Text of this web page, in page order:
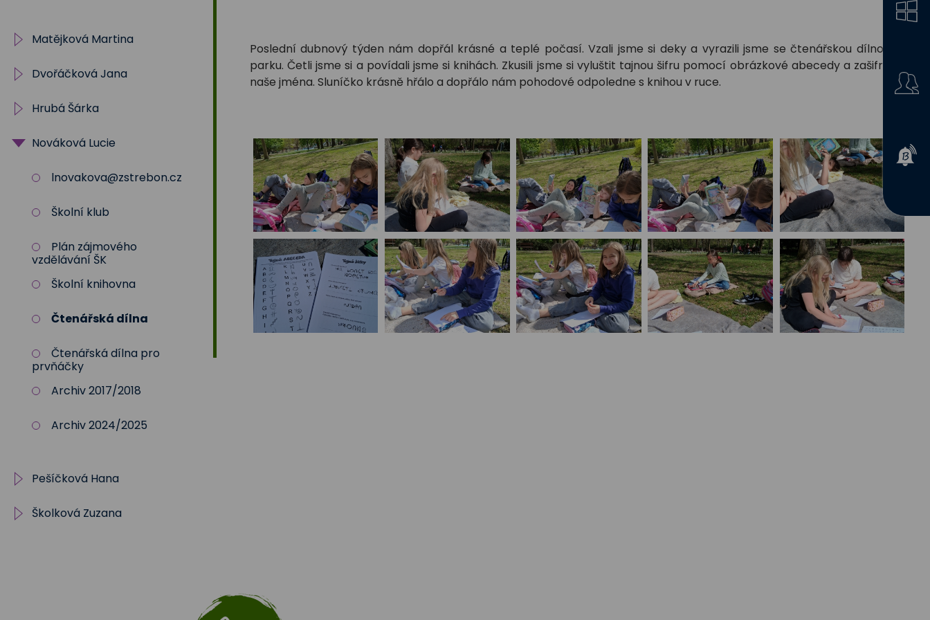
Sadech
375
Poslední dubnový týden nám dopřál krásné a teplé počasí. Vzali jsme si deky a vyrazili jsme se čtenářskou dílnou do
parku. Četli jsme si a povídali jsme si knihách. Zkusili jsme si vyluštit tajnou šifru pomocí obrázkové abecedy a zašifrovat
naše jména. Sluníčko krásně hřálo a dopřálo nám pohodové odpoledne s knihou v ruce.
Matějková Martina
IV. oddělení ŠD
Dvořáčková Jana
Archiv
5.oddělení
Hrubá Šárka
shruba@zstrebon.cz
I. oddělení
Nováková Lucie
lnovakova@zstrebon.cz
Školní klub
Plán zájmového
vzdělávání ŠK
Školní knihovna
Čtenářská dílna
Čtenářská dílna pro
prvňáčky
Archiv 2017/2018
Archiv 2024/2025
Pešíčková Hana
II.oddělení
Školková Zuzana